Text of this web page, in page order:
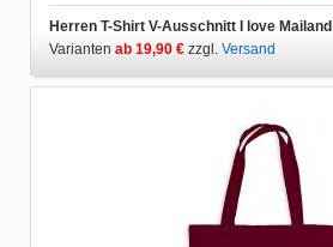
Herren T-Shirt V-Ausschnitt I love Mailand
Varianten ab 19,90 € zzgl. Versand